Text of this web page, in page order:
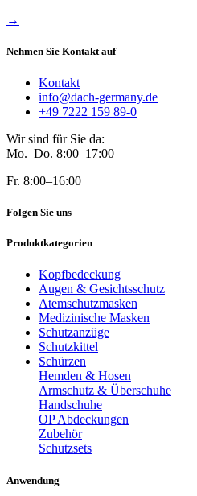
→
Nehmen Sie Kontakt auf
Kontakt
info@dach-germany.de
+49 7222 159 89-0
Wir sind für Sie da:
Mo.–Do. 8:00–17:00
Fr. 8:00–16:00
Folgen Sie uns
Produktkategorien
Kopfbedeckung
Augen & Gesichtsschutz
Atemschutzmasken
Medizinische Masken
Schutzanzüge
Schutzkittel
Schürzen
Hemden & Hosen
Armschutz & Überschuhe
Handschuhe
OP Abdeckungen
Zubehör
Schutzsets
Anwendung